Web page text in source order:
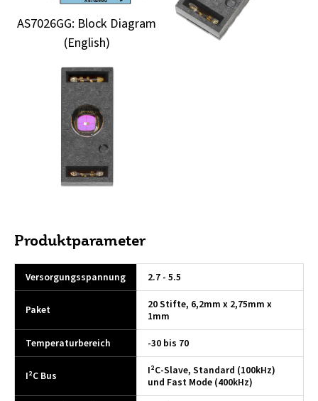
AS7026GG: Block Diagram
(English)
Produktparameter
Versorgungsspannung 2.7 - 5.5
Paket
20 Stifte, 6,2mm x 2,75mm x
1mm
Temperaturbereich
-30 bis 70
I²C Bus
I²C-Slave, Standard (100kHz)
und Fast Mode (400kHz)